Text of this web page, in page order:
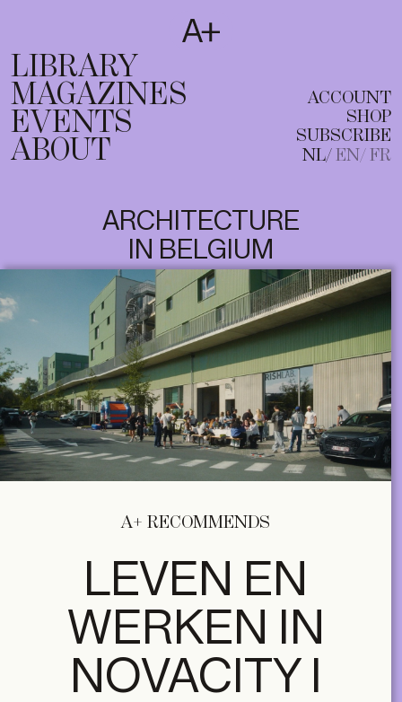
T
EN FR
LIBRARY
MAGAZINES
EVENTS
ABOUT
ACCOUNT
SHOP
SUBSCRIBE
NL EN FR
ARCHITECTURE
IN BELGIUM
A+ RECOMMENDS
LEVEN EN
WERKEN IN
NOVACITY I